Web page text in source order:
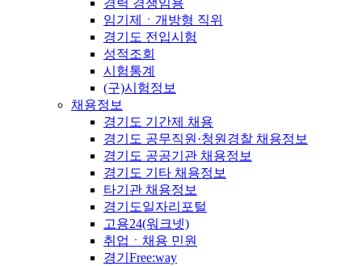
임기제ㆍ개방형 직위
경기도 전입시험
성적조회
시험통계
(구)시험정보
채용정보
경기도 기간제 채용
경기도 공무직원·청원경찰 채용정보
경기도 공공기관 채용정보
경기도 기타 채용정보
타기관 채용정보
경기도일자리포털
고용24(워크넷)
취업ㆍ채용 민원
경기Free:way